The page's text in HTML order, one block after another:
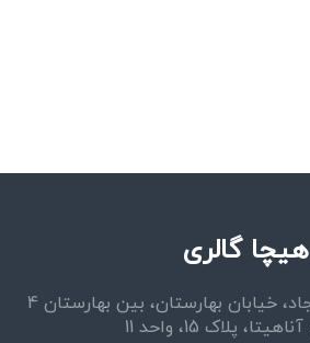
هیچا گالری
ایران، مشهد، بلوار سجاد، خیابان بهارستان، بین بهارستان 4